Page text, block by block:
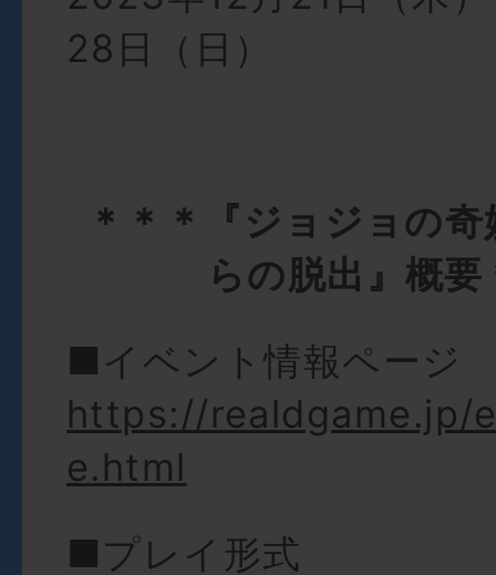
28日（日）
＊＊＊『ジョジョの
らの脱出』概
■イベント情報ページ
https://realdgame.jp/
e.html
■プレイ形式